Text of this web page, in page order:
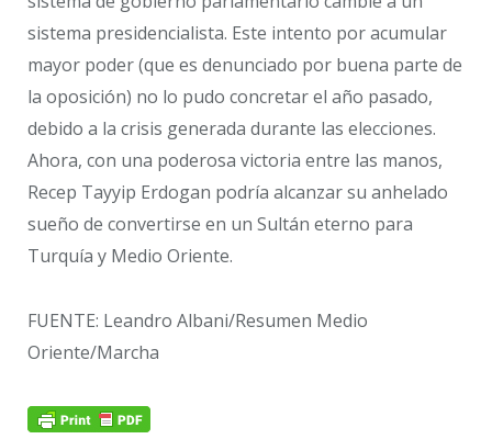
sistema presidencialista. Este intento por acumular
mayor poder (que es denunciado por buena parte de
la oposición) no lo pudo concretar el año pasado,
debido a la crisis generada durante las elecciones.
Ahora, con una poderosa victoria entre las manos,
Recep Tayyip Erdogan podría alcanzar su anhelado
sueño de convertirse en un Sultán eterno para
Turquía y Medio Oriente.
FUENTE: Leandro Albani/Resumen Medio
Oriente/Marcha